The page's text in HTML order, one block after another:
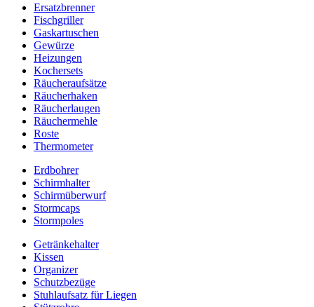
Ersatzbrenner
Fischgriller
Gaskartuschen
Gewürze
Heizungen
Kochersets
Räucheraufsätze
Räucherhaken
Räucherlaugen
Räuchermehle
Roste
Thermometer
Erdbohrer
Schirmhalter
Schirmüberwurf
Stormcaps
Stormpoles
Getränkehalter
Kissen
Organizer
Schutzbezüge
Stuhlaufsatz für Liegen